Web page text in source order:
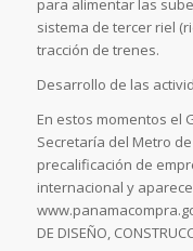
para alimentar las
sistema de tercer riel
tracción de trenes.
Desarrollo de las
En estos momentos el
Secretaría del Metro
precalificación de
internacional y
DE DISEÑO,